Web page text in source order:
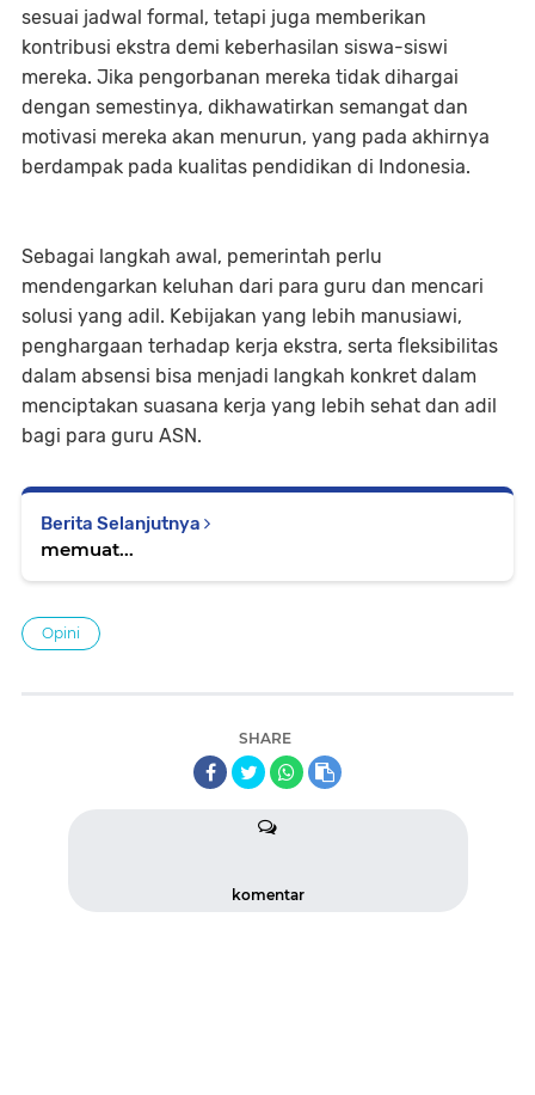
sesuai jadwal formal, tetapi juga memberikan
kontribusi ekstra demi keberhasilan siswa-siswi
mereka. Jika pengorbanan mereka tidak dihargai
dengan semestinya, dikhawatirkan semangat dan
motivasi mereka akan menurun, yang pada akhirnya
berdampak pada kualitas pendidikan di Indonesia.
Sebagai langkah awal, pemerintah perlu
mendengarkan keluhan dari para guru dan mencari
solusi yang adil. Kebijakan yang lebih manusiawi,
penghargaan terhadap kerja ekstra, serta fleksibilitas
dalam absensi bisa menjadi langkah konkret dalam
menciptakan suasana kerja yang lebih sehat dan adil
bagi para guru ASN.
Berita Selanjutnya
memuat...
Opini
SHARE
komentar